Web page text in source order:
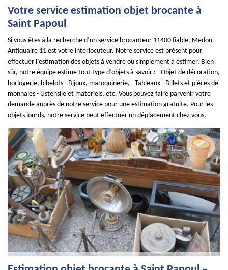
Votre service estimation objet brocante à
Saint Papoul
Si vous êtes à la recherche d’un service brocanteur 11400 fiable, Medou
Antiquaire 11 est votre interlocuteur. Notre service est présent pour
effectuer l’estimation des objets à vendre ou simplement à estimer. Bien
sûr, notre équipe estime tout type d’objets à savoir : - Objet de décoration,
horlogerie, bibelots - Bijoux, maroquinerie, - Tableaux - Billets et pièces de
monnaies - Ustensile et matériels, etc. Vous pouvez faire parvenir votre
demande auprès de notre service pour une estimation gratuite. Pour les
objets lourds, notre service peut effectuer un déplacement chez vous.